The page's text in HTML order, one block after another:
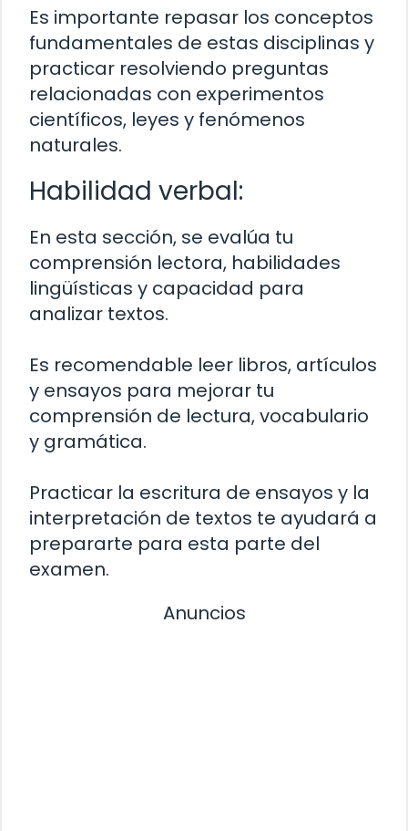
Es importante repasar los conceptos
fundamentales de estas disciplinas y
practicar resolviendo preguntas
relacionadas con experimentos
científicos, leyes y fenómenos
naturales.
Habilidad verbal:
En esta sección, se evalúa tu
comprensión lectora, habilidades
lingüísticas y capacidad para
analizar textos.
Es recomendable leer libros, artículos
y ensayos para mejorar tu
comprensión de lectura, vocabulario
y gramática.
Practicar la escritura de ensayos y la
interpretación de textos te ayudará a
prepararte para esta parte del
examen.
Anuncios